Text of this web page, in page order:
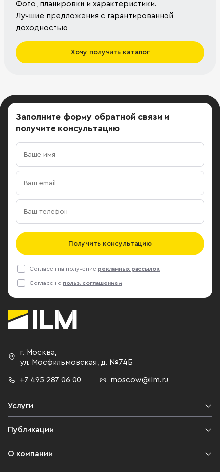
Фото, планировки и характеристики.
Лучшие предложения с гарантированной
доходностью
Хочу получить каталог
Заполните форму обратной связи и
получите консультацию
Получить консультацию
Согласен на получение рекламных рассылок
Согласен с польз. соглашением
г. Москва,
ул. Мосфильмовская, д. №74Б
+7 495 287 06 00 moscow@ilm.ru
Услуги
Публикации
О компании